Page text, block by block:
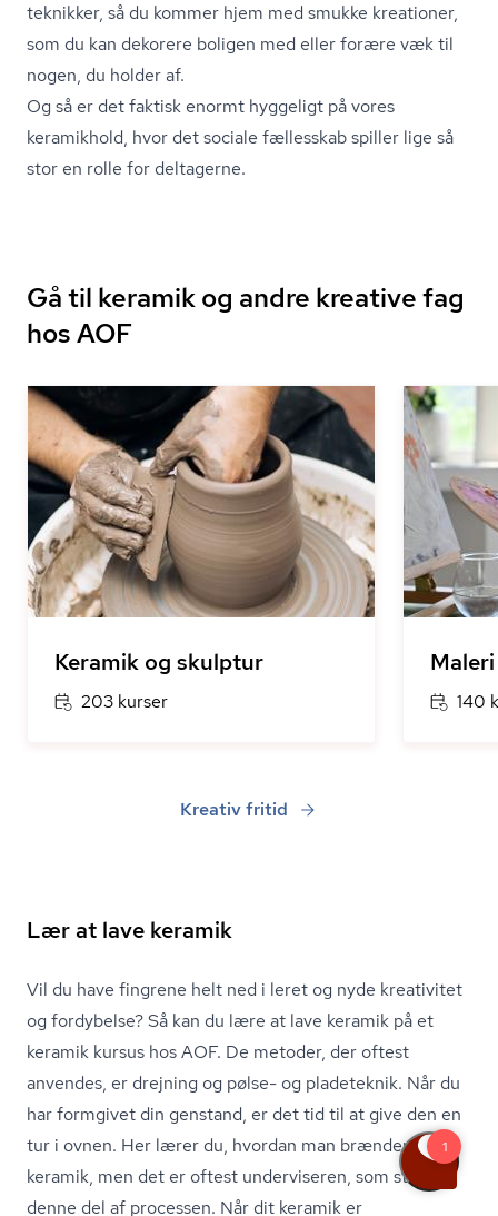
teknikker, så du kommer hjem med smukke kreationer,
som du kan dekorere boligen med eller forære væk til
nogen, du holder af.
Og så er det faktisk enormt hyggeligt på vores
keramikhold, hvor det sociale fællesskab spiller lige så
stor en rolle for deltagerne.
Gå til keramik og andre kreative fag
hos AOF
Keramik og skulptur
203 kurser
Maleri
140
Kreativ fritid
Lær at lave keramik
Vil du have fingrene helt ned i leret og nyde kreativitet
og fordybelse? Så kan du lære at lave keramik på et
keramik kursus hos AOF. De metoder, der oftest
anvendes, er drejning og pølse- og pladeteknik. Når du
har formgivet din genstand, er det tid til at give den en
tur i ovnen. Her lærer du, hvordan man brænder
keramik, men det er oftest underviseren, som står for
denne del af processen. Når dit keramik er